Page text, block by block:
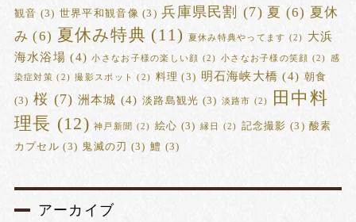
観音 (3) 世界平和観音像 (3) 兵庫県民割 (7) 夏 (6) 夏休
み (6) 夏休み特典 (11) 夏休み特典やってます (2)
大浜
海水浴場 (4) 小さなお子様の楽しい顔 (2) 小さなお子様の笑顔 (2) 感
染症対策 (2) 撮影スポット (2) 料理 (3) 明石海峡大橋 (4) 朝食
(3) 桜 (7) 洲本城 (4) 淡路島観光 (3) 淡路市 (2)
田中料
理長 (12) 神戸新聞 (2) 絵心 (3) 縁日 (2) 記念撮影 (3) 酸素
カプセル (3) 鬼滅の刃 (3) 鱧 (3)
アーカイブ